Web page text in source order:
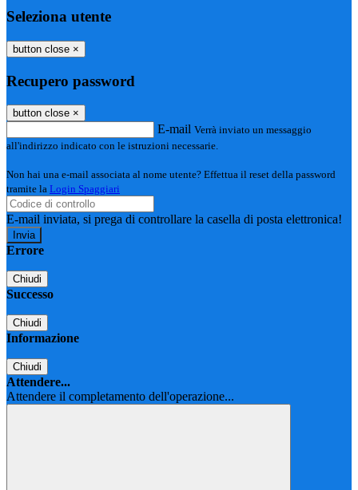
Seleziona utente
button close ×
Recupero password
button close ×
E-mail Verrà inviato un messaggio
all'indirizzo indicato con le istruzioni necessarie.
Non hai una e-mail associata al nome utente? Effettua il reset della password
tramite la Login Spaggiari
E-mail inviata, si prega di controllare la casella di posta elettronica!
Errore
Chiudi
Successo
Chiudi
Informazione
Chiudi
Attendere...
Attendere il completamento dell'operazione...